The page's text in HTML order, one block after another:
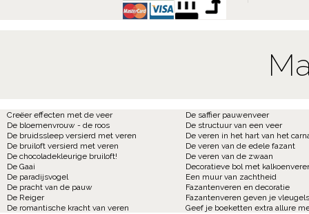
Creëer effecten met de veer
De bloemenvrouw - de roos
De bruidssleep versierd met veren
De bruiloft versierd met veren
De chocoladekleurige bruiloft!
De Gaai
De paradijsvogel
De pracht van de pauw
De Reiger
De romantische kracht van veren
De saffier pauwenveer
De structuur van een veer
De veren in het hart van het
De veren van de edele fazant
De veren van de zwaan
Decoratieve bol met
Een muur van zachtheid
Fazantenveren en decoratie
Fazantenveren geven je
Geef je boeketten extra allure